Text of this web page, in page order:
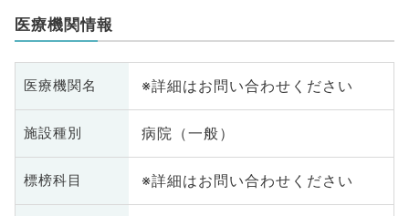
医療機関情報
医療機関名 ※詳細はお問い合わせください
施設種別 病院（一般）
標榜科目 ※詳細はお問い合わせください